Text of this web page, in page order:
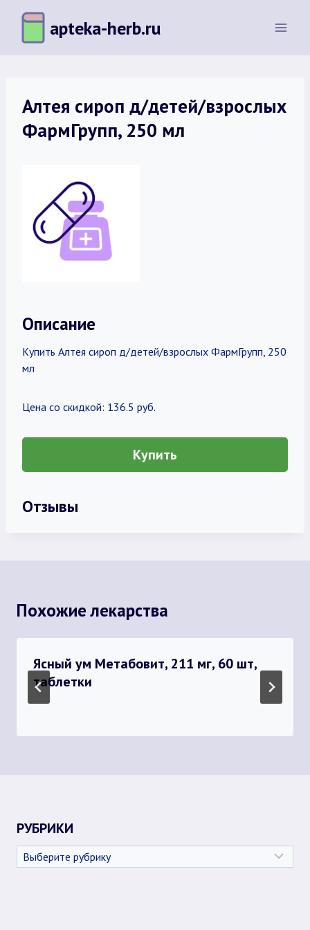
Перейти
содержимому
apteka-herb.ru
Алтея сироп д/детей/взрослых
ФармГрупп, 250 мл
Описание
Купить Алтея сироп д/детей/взрослых ФармГрупп, 250
мл
Цена со скидкой: 136.5 руб.
Купить
Отзывы
Похожие лекарства
Ясный ум Метабовит, 211 мг, 60 шт,
таблетки
РУБРИКИ
Рубрики